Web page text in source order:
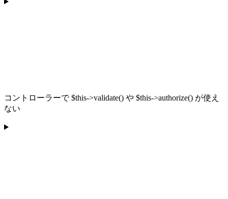
コントローラーで $this->validate() や $this->authorize() が使え
ない